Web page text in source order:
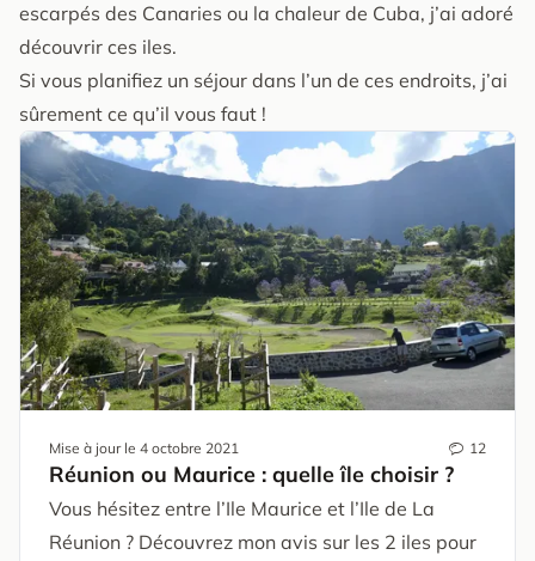
escarpés des Canaries ou la chaleur de Cuba, j’ai adoré
découvrir ces iles.
Si vous planifiez un séjour dans l’un de ces endroits, j’ai
sûrement ce qu’il vous faut !
Mise à jour le 4 octobre 2021 12
Réunion ou Maurice : quelle île choisir ?
Vous hésitez entre l’Ile Maurice et l’Ile de La
Réunion ? Découvrez mon avis sur les 2 iles pour